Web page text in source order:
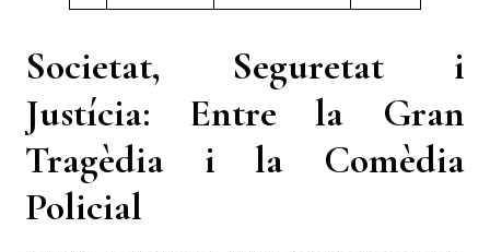
Societat, Seguretat i
Justícia: Entre la Gran
Tragèdia i la Comèdia
Policial